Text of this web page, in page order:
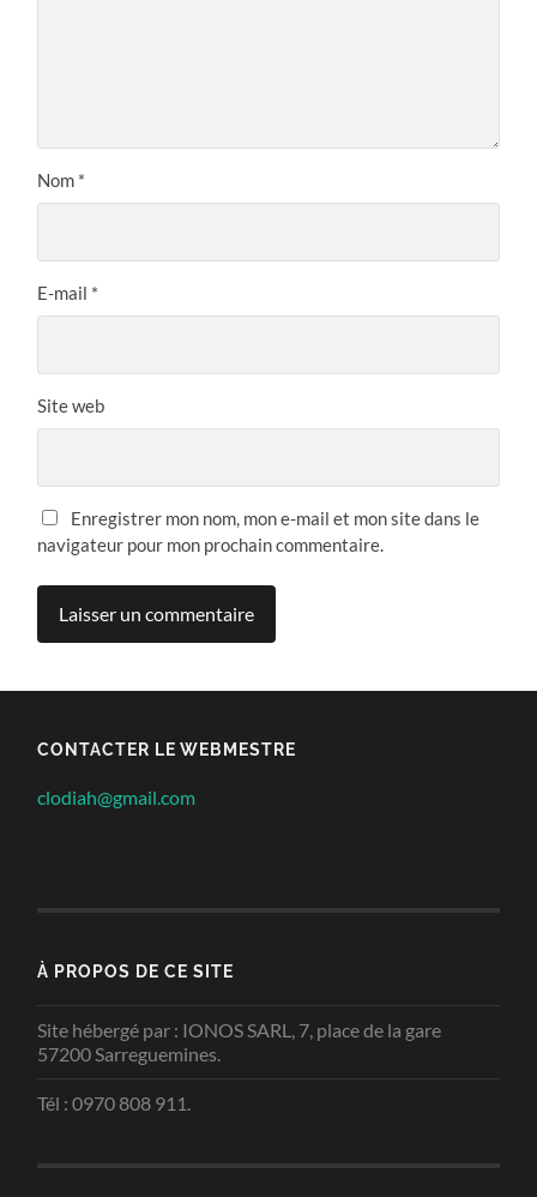
Nom *
E-mail *
Site web
Enregistrer mon nom, mon e-mail et mon site dans le
navigateur pour mon prochain commentaire.
CONTACTER LE WEBMESTRE
clodiah@gmail.com
À PROPOS DE CE SITE
Site hébergé par : IONOS SARL, 7, place de la gare
57200 Sarreguemines.
Tél : 0970 808 911.